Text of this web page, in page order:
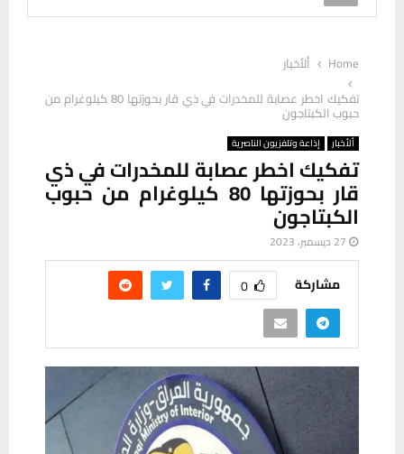
Home
ألأخبار
تفكيك اخطر عصابة للمخدرات في ذي قار بحوزتها 80 كيلوغرام من
حبوب الكبتاجون
ألأخبار إذاعة وتلفزيون الناصرية
تفكيك اخطر عصابة للمخدرات في ذي
قار بحوزتها 80 كيلوغرام من حبوب
الكبتاجون
27 ديسمبر، 2023
مشاركة 0